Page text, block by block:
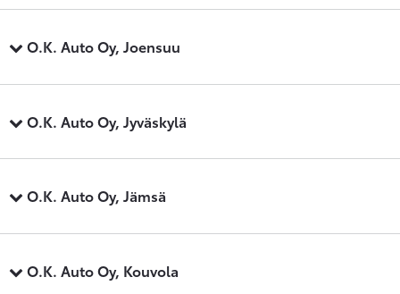
O.K. Auto Oy, Joensuu
O.K. Auto Oy, Jyväskylä
O.K. Auto Oy, Jämsä
O.K. Auto Oy, Kouvola